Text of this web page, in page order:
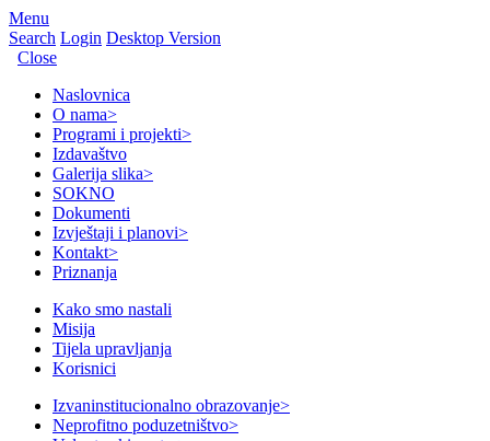
Menu
Search Login Desktop Version
Close
Naslovnica
O nama>
Programi i projekti>
Izdavaštvo
Galerija slika>
SOKNO
Dokumenti
Izvještaji i planovi>
Kontakt>
Priznanja
Kako smo nastali
Misija
Tijela upravljanja
Korisnici
Izvaninstitucionalno obrazovanje>
Neprofitno poduzetništvo>